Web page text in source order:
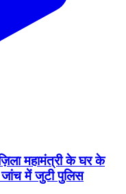
महामंत्री के घर के
में जुटी पुलिस